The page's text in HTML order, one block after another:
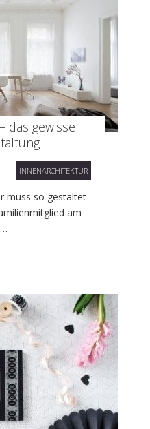
das gewisse
INNENARCHITEKTUR
muss so gestaltet
am